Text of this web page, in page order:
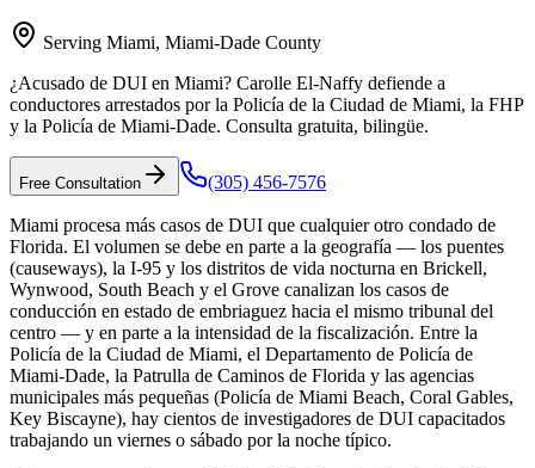
Serving Miami, Miami-Dade County
¿Acusado de DUI en Miami? Carolle El-Naffy defiende a
conductores arrestados por la Policía de la Ciudad de Miami, la FHP
y la Policía de Miami-Dade. Consulta gratuita, bilingüe.
Free Consultation (305) 456-7576
Miami procesa más casos de DUI que cualquier otro condado de
Florida. El volumen se debe en parte a la geografía — los puentes
(causeways), la I-95 y los distritos de vida nocturna en Brickell,
Wynwood, South Beach y el Grove canalizan los casos de
conducción en estado de embriaguez hacia el mismo tribunal del
centro — y en parte a la intensidad de la fiscalización. Entre la
Policía de la Ciudad de Miami, el Departamento de Policía de
Miami-Dade, la Patrulla de Caminos de Florida y las agencias
municipales más pequeñas (Policía de Miami Beach, Coral Gables,
Key Biscayne), hay cientos de investigadores de DUI capacitados
trabajando un viernes o sábado por la noche típico.